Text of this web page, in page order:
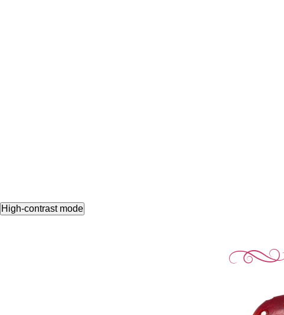
High-contrast mode